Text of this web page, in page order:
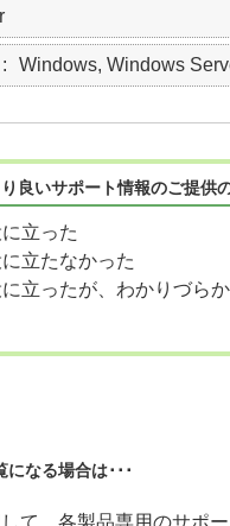
Windows, Windows
り良いサポート情報のご提
立った
立たなかった
立ったが、わかりづら
なる場合は･･･
て、各製品専用のサポ